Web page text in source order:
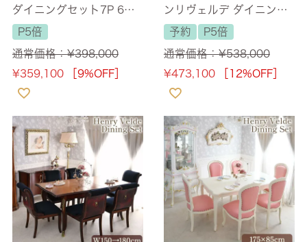
ダイニングセット7P 6人
掛け ブラウン 幅170cm
【送料無料/設置サービス
付】
P5倍
通常価格：¥398,000
¥359,100 ［9%OFF］
ンリヴェルデ ダイニング
セット7P 6人掛け ブラウ
ン ハンドルチェア 幅175
cm 【送料無料/設置サー
ビス付】
予約
P5倍
通常価格：¥538,000
¥473,100 ［12%OFF］